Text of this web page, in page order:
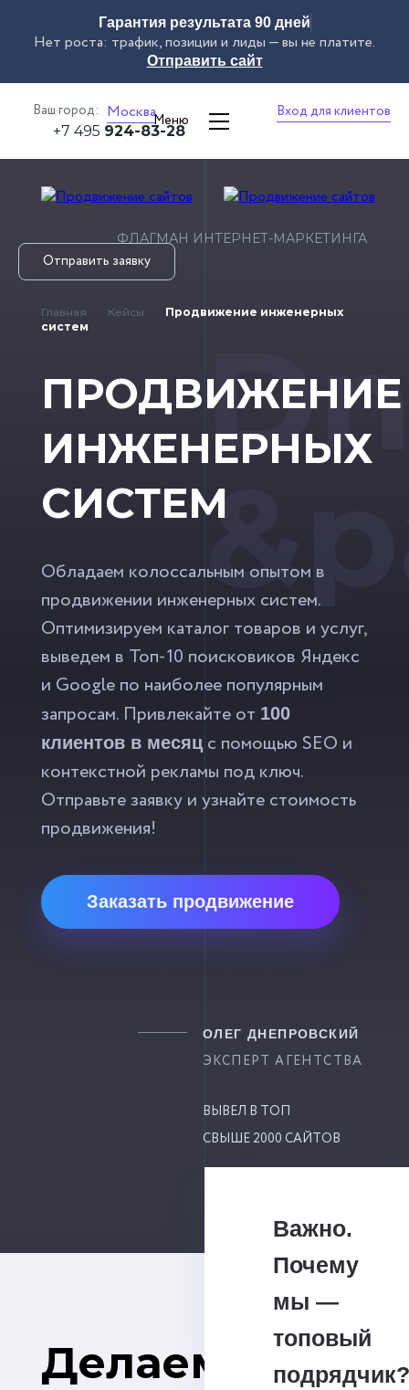
Гарантия результата 90 дней
Нет роста: трафик, позиции и лиды — вы не платите.
Отправить сайт
Ваш город: МоскваМеню
Вход для клиентов
+7 495 924-83-28
ФЛАГМАН ИНТЕРНЕТ-МАРКЕТИНГА
Отправить заявку
Главная Кейсы
Продвижение инженерных
систем
ПРОДВИЖЕНИЕ
ИНЖЕНЕРНЫХ
СИСТЕМ
Обладаем колоссальным опытом в
продвижении инженерных систем.
Оптимизируем каталог товаров и услуг,
выведем в Топ-10 поисковиков Яндекс
и Google по наиболее популярным
запросам. Привлекайте от 100
клиентов в месяц с помощью SEO и
контекстной рекламы под ключ.
Отправьте заявку и узнайте стоимость
продвижения!
Заказать продвижение
ОЛЕГ ДНЕПРОВСКИЙ
ЭКСПЕРТ АГЕНТСТВА
ВЫВЕЛ В ТОП
СВЫШЕ 2000 САЙТОВ
Делаем
Важно.
Почему
мы —
топовый
подрядчик?